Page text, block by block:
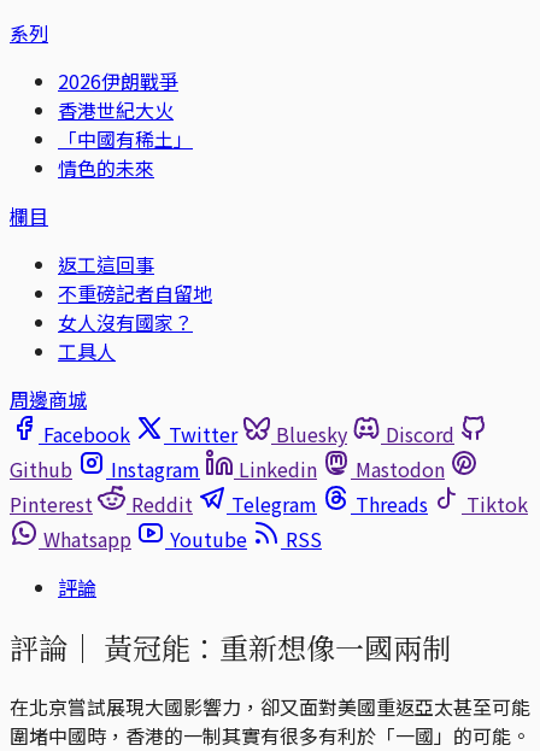
系列
2026伊朗戰爭
香港世紀大火
「中國有稀土」
情色的未來
欄目
返工這回事
不重磅記者自留地
女人沒有國家？
工具人
周邊商城
Facebook
Twitter Bluesky
Discord
Github
Instagram Linkedin
Mastodon
Pinterest
Reddit Telegram Threads
Tiktok
Whatsapp
Youtube
RSS
評論
評論｜ 黃冠能：重新想像一國兩制
在北京嘗試展現大國影響力，卻又面對美國重返亞太甚至可能
圍堵中國時，香港的一制其實有很多有利於「一國」的可能。